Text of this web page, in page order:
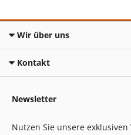
Wir über uns
Kontakt
Newsletter
Nutzen Sie unsere